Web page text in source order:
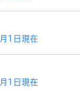
1日現在
1日現在